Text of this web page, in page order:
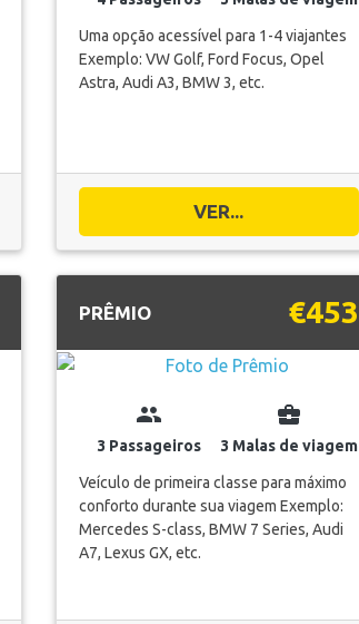
Uma opção acessível para 1-4 viajantes
Exemplo: VW Golf, Ford Focus, Opel
Astra, Audi A3, BMW 3, etc.
VER...
PRÊMIO €453
group
3 Passageiros
business_center
3 Malas de viagem
Veículo de primeira classe para máximo
conforto durante sua viagem Exemplo:
Mercedes S-class, BMW 7 Series, Audi
A7, Lexus GX, etc.